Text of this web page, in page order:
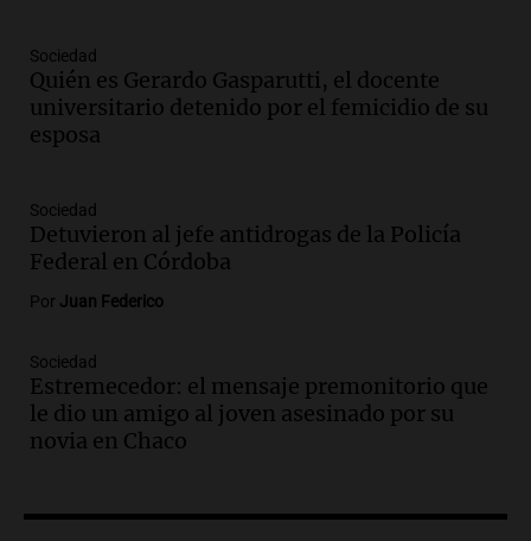
Córdoba homenajeó a León XIV con una
pizza esculpida con su rostro
Radioinforme 3
Episodios
Estudio Urbano: recorrerá los barrios de
Córdoba
Juntos
coberturas y presentó un nuevo estudio
urbano móvil
Episodios
memoria y justicia
Sociedad
Quién es Gerardo Gasparutti, el docente
universitario detenido por el femicidio de su
esposa
Sociedad
Detuvieron al jefe antidrogas de la Policía
Federal en Córdoba
Por Juan Federico
Sociedad
Estremecedor: el mensaje premonitorio que
le dio un amigo al joven asesinado por su
novia en Chaco